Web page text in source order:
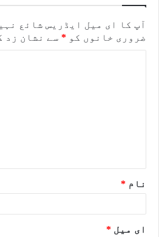
آپ کا ای میل ایڈریس شائع
ضروری خانوں کو * سے نشان زد
نام *
ای میل *